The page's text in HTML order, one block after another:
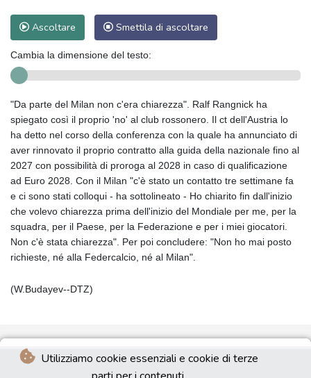
Utilizziamo cookie essenziali e cookie di terze
Ascoltare Smettila di ascoltare
Cambia la dimensione del testo:
"Da parte del Milan non c'era chiarezza". Ralf Rangnick ha
spiegato così il proprio 'no' al club rossonero. Il ct dell'Austria lo
ha detto nel corso della conferenza con la quale ha annunciato di
aver rinnovato il proprio contratto alla guida della nazionale fino al
2027 con possibilità di proroga al 2028 in caso di qualificazione
ad Euro 2028. Con il Milan "c'è stato un contatto tre settimane fa
e ci sono stati colloqui - ha sottolineato - Ho chiarito fin dall'inizio
che volevo chiarezza prima dell'inizio del Mondiale per me, per la
squadra, per il Paese, per la Federazione e per i miei giocatori.
Non c'è stata chiarezza". Per poi concludere: "Non ho mai posto
richieste, né alla Federcalcio, né al Milan".
(W.Budayev--DTZ)